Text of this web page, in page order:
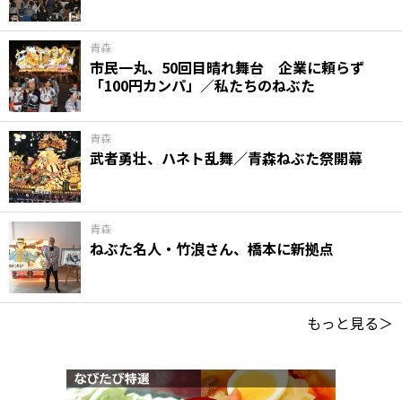
青森
市民一丸、50回目晴れ舞台 企業に頼らず
「100円カンパ」／私たちのねぶた
青森
武者勇壮、ハネト乱舞／青森ねぶた祭開幕
青森
ねぶた名人・竹浪さん、橋本に新拠点
もっと見る＞